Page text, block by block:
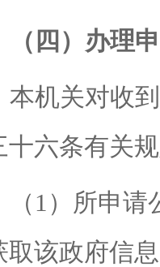
（四）办理
本机关对收
十六条有关
（ 1）所申请
取该政府信